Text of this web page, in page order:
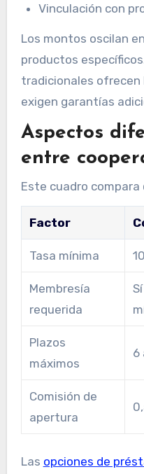
Vinculación con
Los montos oscilan
productos
tradicionales
exigen garantías
Aspectos
entre
Este cuadro
Factor
Tasa mínima
Membresía
requerida
Plazos
máximos
6
Comisión de
apertura
Las opciones de